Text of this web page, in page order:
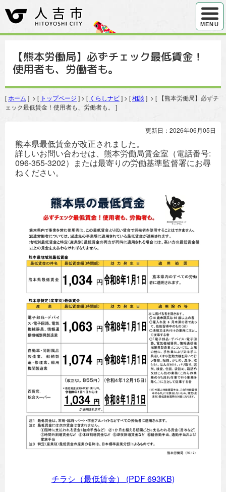
ハンバ
MENU
【熊本労働局】必ずチェック最低賃金！
使用者も、労働者も。
[ ホーム ] > [ トップページ ] > [ くらしナビ] > [相談 ] > [ 【熊本労働局】必ずチ
ェック最低賃金！使用者も、労働者も。 ]
更新日：2026年06月05日
熊本県最低賃金が改正されました。
詳しいお問い合わせは、熊本労働局賃金室（電話番号:
096-355-3202）または最寄りの労働基準監督署にお尋
ねください。
チラシ（最低賃金）
(PDF 693KB)